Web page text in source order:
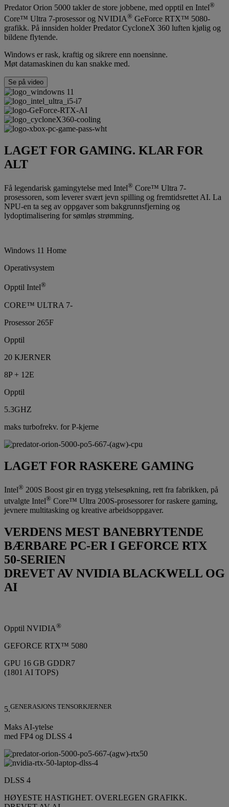
Predator Orion 5000 takler de store jobbene, med opptil en Intel®
Core™ Ultra 7-prosessor og NVIDIA® GeForce RTX™ 5080-
grafikk. På innsiden holder Predator CycloneX 360 luften kjølig og
bildene flytende.
Windows er rask, kraftig og sikrere enn noensinne.
Møt datamaskinen du kan snakke med.
Se på video
LAGET FOR GAMING. KLAR FOR
ALT
Få legendarisk gamingytelse med Intel® Core™ Ultra 7-
prosessoren, som leverer svært jevn spilling og fremtidsrettet AI. La
NPU-en ta seg av oppgaver som bakgrunnsfjerning og
lydoptimalisering for sømløs strømming.
Windows 11 Home
Operativsystem
Opptil Intel®
CORE™ ULTRA 7-
Prosessor 265F
Opptil
20 KJERNER
8P + 12E
Opptil
5.3GHZ
maks turbofrekv. for P-kjerne
LAGET FOR RASKERE GAMING
Intel® 200S Boost gir en trygg ytelsesøkning, rett fra fabrikken, på
utvalgte Intel® Core™ Ultra 200S-prosessorer for raskere gaming,
jevnere multitasking og kreative arbeidsoppgaver.
VERDENS MEST BANEBRYTENDE
BÆRBARE PC-ER I GEFORCE RTX
50-SERIEN
DREVET AV NVIDIA BLACKWELL OG
AI
Opptil NVIDIA®
GEFORCE RTX™ 5080
GPU 16 GB GDDR7
(1801 AI TOPS)
5.GENERASJONS TENSORKJERNER
Maks AI-ytelse
med FP4 og DLSS 4
DLSS 4
HØYESTE HASTIGHET. OVERLEGEN GRAFIKK.